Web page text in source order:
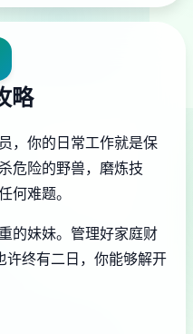
略
，你的日常工作就是保
危险的野兽，磨炼技
何难题。
的妹妹。管理好家庭财
终有二日，你能够解开